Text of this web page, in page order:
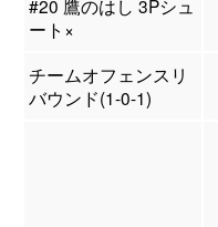
#20 鷹のはし 3Pシュ
ート×
チームオフェンスリ
バウンド(1-0-1)